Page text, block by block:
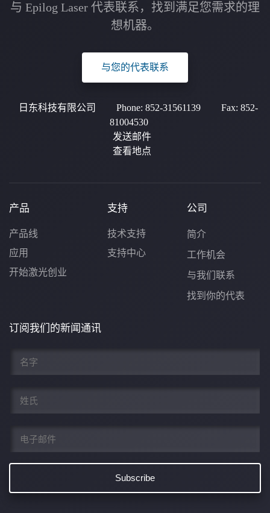
与 Epilog Laser 代表联系，找到满足您需求的理
想机器。
与您的代表联系
日东科技有限公司 Phone: 852-31561139 Fax: 852-
81004530
发送邮件
查看地点
产品
产品线
应用
开始激光创业
支持
技术支持
支持中心
公司
简介
工作机会
与我们联系
找到你的代表
订阅我们的新闻通讯
件